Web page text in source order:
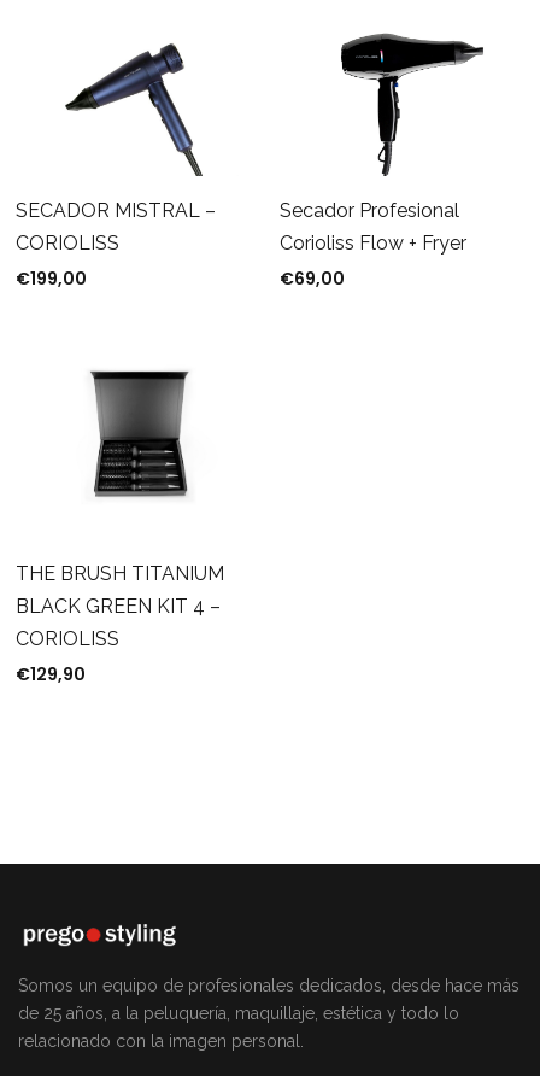
SECADOR MISTRAL –
CORIOLISS
€199,00
Secador Profesional
Corioliss Flow + Fryer
€69,00
THE BRUSH TITANIUM
BLACK GREEN KIT 4 –
CORIOLISS
€129,90
Somos un equipo de profesionales dedicados, desde hace más
de 25 años, a la peluquería, maquillaje, estética y todo lo
relacionado con la imagen personal.